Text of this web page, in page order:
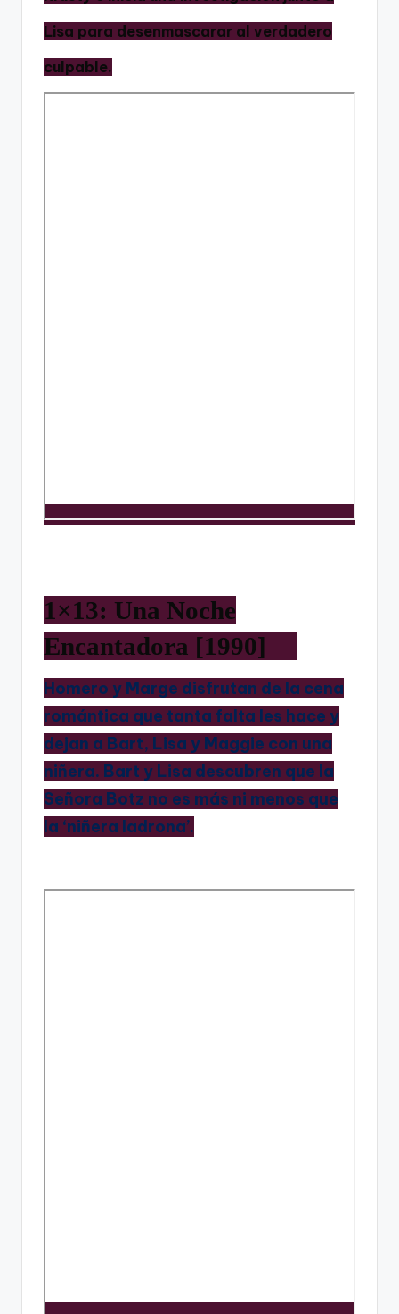
Lisa para desenmascarar al verdadero
culpable.
1×13: Una Noche
Encantadora [1990]
Homero y Marge disfrutan de la cena
romántica que tanta falta les hace y
dejan a Bart, Lisa y Maggie con una
niñera. Bart y Lisa descubren que la
Señora Botz no es más ni menos que
la ‘niñera ladrona’.